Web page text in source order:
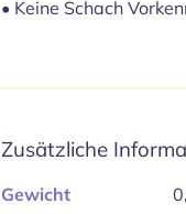
• Keine Schach
Zusätzliche
Gewicht